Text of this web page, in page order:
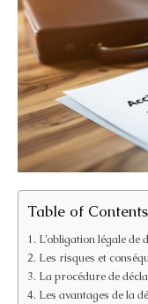
Table of Contents
L’obligation légale
Les risques et
La procédure de
Les avantages de la